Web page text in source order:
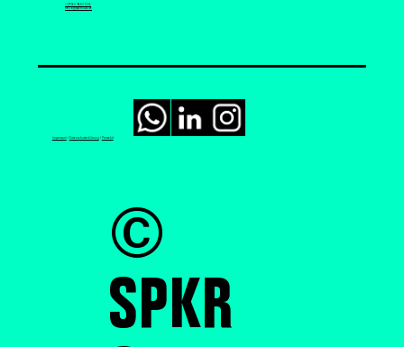
+49 160 9653 1236
hello@spkrclub.de
Impressum Datenschutzerklärung Pressekit
©
SPKR